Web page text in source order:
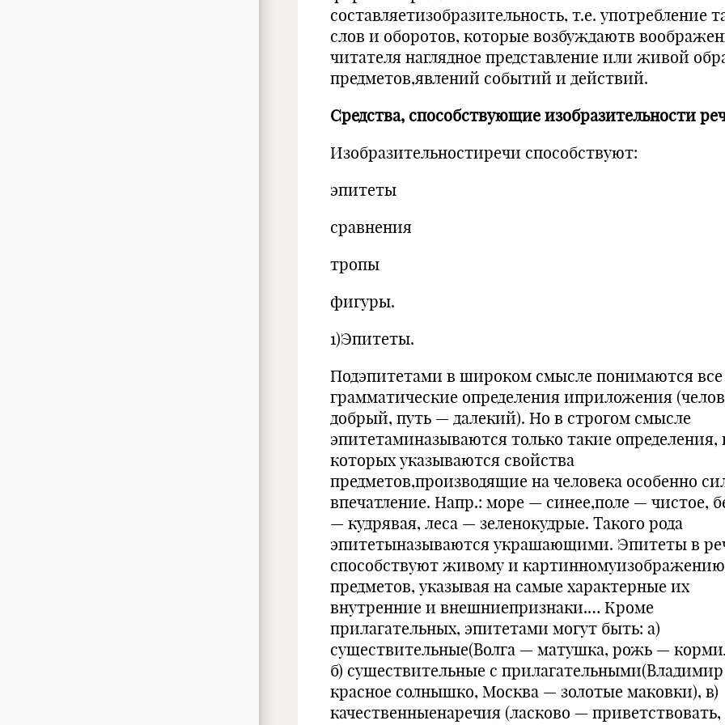
составляетизобразительность, т.е. употребление
слов и оборотов, которые возбуждаютв
читателя наглядное представление или живой
предметов,явлений событий и действий.
Средства, способствующие изобразительности
Изобразительностиречи способствуют:
эпитеты
сравнения
тропы
фигуры.
1)Эпитеты.
Подэпитетами в широком смысле понимаются все
грамматические определения иприложения
добрый, путь — далекий). Но в строгом смысле
эпитетаминазываются только такие определения,
которых указываются свойства
предметов,производящие на человека особенно
впечатление. Напр.: море — синее,поле — чистое,
— кудрявая, леса — зеленокудрые. Такого рода
эпитетыназываются украшающими. Эпитеты в
способствуют живому и картинномуизображению
предметов, указывая на самые характерные их
внутренние и внешниепризнаки.… Кроме
прилагательных, эпитетами могут быть: а)
существительные(Волга — матушка, рожь —
б) существительные с
красное солнышко, Москва — золотые маковки), в)
качественныенаречия (ласково — приветствовать,